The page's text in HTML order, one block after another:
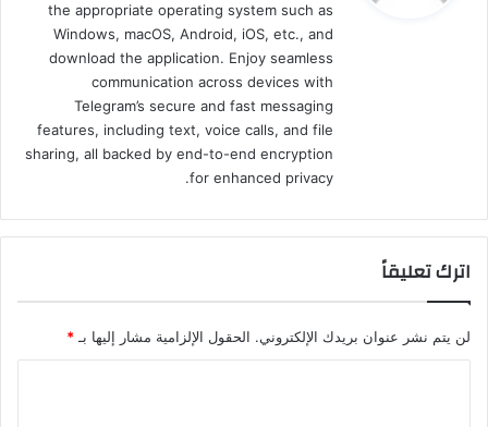
the appropriate operating system such as
Windows, macOS, Android, iOS, etc., and
download the application. Enjoy seamless
communication across devices with
Telegram’s secure and fast messaging
features, including text, voice calls, and file
sharing, all backed by end-to-end encryption
for enhanced privacy.
اترك تعليقاً
لن يتم نشر عنوان بريدك الإلكتروني. الحقول الإلزامية مشار إليها بـ *